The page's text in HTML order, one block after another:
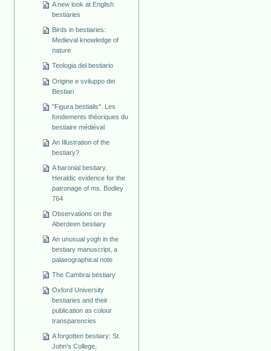
A new look at English
bestiaries
Birds in bestiaries:
Medieval knowledge of
nature
Teologia del bestiario
Origine e sviluppo dei
Bestiari
"Figura bestialis". Les
fondements théoriques du
bestiaire médiéval
An Illustration of the
bestiary?
A baronial bestiary.
Heraldic evidence for the
patronage of ms. Bodley
764
Observations on the
Aberdeen bestiary
An unusual yogh in the
bestiary manuscript, a
palaeographical note
The Cambrai bestiary
Oxford University
bestiaries and their
publication as colour
transparencies
A forgotten bestiary: St.
John's College,